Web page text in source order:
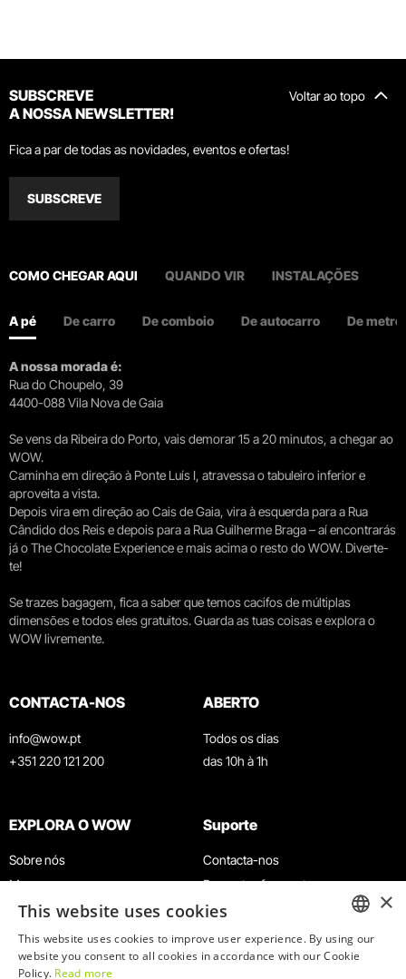
Voltar ao topo
SUBSCREVE
A NOSSA NEWSLETTER!
Fica a par de todas as novidades, eventos e ofertas!
SUBSCREVE
COMO CHEGAR AQUI QUANDO VIR INSTALAÇÕES
A pé De carro De comboio De autocarro De metro
A nossa morada é:
Rua do Choupelo, 39
4400-088 Vila Nova de Gaia
Se vens da Ribeira do Porto, vais demorar 15 a 20 minutos, a chegar ao
WOW.
Caminha em direção à Ponte Luís I, atravessa o tabuleiro inferior e
aproveita a vista.
Depois vira em direção ao Cais de Gaia, vira à esquerda para a Rua
Cândido dos Reis e depois para a Rua Guilherme Braga – aí encontrarás
já o The Chocolate Experience e mais acima o resto do WOW. Diverte-
te!
Se trazes bagagem, fica a saber que temos cacifos de múltiplas
dimensões e todos eles gratuitos. Guarda as tuas coisas e explora o
WOW livremente.
CONTACTA-NOS
info@wow.pt
+351 220 121 200
ABERTO
Todos os dias
das 10h à 1h
EXPLORA O WOW
Sobre nós
Museus
Agenda
Notícias
Restaurantes
Suporte
Contacta-nos
Perguntas frequentes
Termos e Condições
Política de privacidade e cookies
Trabalha connosco
ENGLISH
×
This website uses cookies
This website uses cookies to improve user experience. By using our
website you consent to all cookies in accordance with our Cookie
Policy. Read more